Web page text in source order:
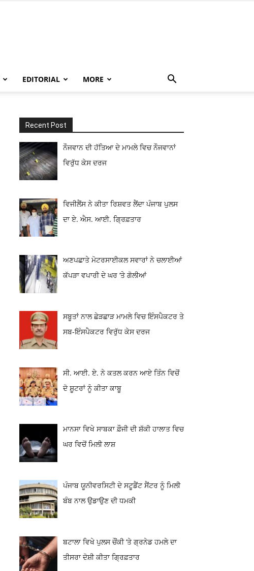
EDITORIAL MORE
Recent Post
ਨੌਜਵਾਨ ਦੀ ਹੱਤਿਆ ਦੇ ਮਾਮਲੇ ਵਿਚ ਨੌਜਵਾਨਾਂ
ਵਿਰੁੱਧ ਕੇਸ ਦਰਜ
ਵਿਜੀਲੈਂਸ ਨੇ ਕੀਤਾ ਰਿਸ਼ਵਤ ਲੈਂਦਾ ਪੰਜਾਬ ਪੁਲਸ
ਦਾ ਏ. ਐਸ. ਆਈ. ਗ੍ਰਿਫ਼ਤਾਰ
ਅਣਪਛਾਤੇ ਮੋਟਰਸਾਈਕਲ ਸਵਾਰਾਂ ਨੇ ਚਲਾਈਆਂ
ਕੱਪੜਾ ਵਪਾਰੀ ਦੇ ਘਰ ‘ਤੇ ਗੋਲੀਆਂ
ਸਬੂਤਾਂ ਨਾਲ ਛੇੜਛਾੜ ਮਾਮਲੇ ਵਿਚ ਇੰਸਪੈਕਟਰ ਤੇ
ਸਬ-ਇੰਸਪੈਕਟਰ ਵਿਰੁੱਧ ਕੇਸ ਦਰਜ
ਸੀ. ਆਈ. ਏ. ਨੇ ਕਤਲ ਕਰਨ ਆਏ ਤਿੰਨ ਵਿਚੋਂ
ਦੋ ਸ਼ੂਟਰਾਂ ਨੂੰ ਕੀਤਾ ਕਾਬੂ
ਮਾਨਸਾ ਵਿਖੇ ਸਾਬਕਾ ਫ਼ੌਜੀ ਦੀ ਸ਼ੱਕੀ ਹਾਲਾਤ ਵਿਚ
ਘਰ ਵਿਚੋਂ ਮਿਲੀ ਲਾਸ਼
ਪੰਜਾਬ ਯੂਨੀਵਰਸਿਟੀ ਦੇ ਸਟੂਡੈਂਟ ਸੈਂਟਰ ਨੂੰ ਮਿਲੀ
ਬੰਬ ਨਾਲ ਉਡਾਉਣ ਦੀ ਧਮਕੀ
ਬਟਾਲਾ ਵਿਖੇ ਪੁਲਸ ਚੌਂਕੀ ‘ਤੇ ਗ੍ਰਨੇਡ ਹਮਲੇ ਦਾ
ਤੀਸਰਾ ਦੋਸ਼ੀ ਕੀਤਾ ਗ੍ਰਿਫ਼ਤਾਰ